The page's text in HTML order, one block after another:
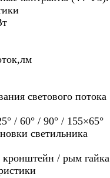
светового потока
/ 60° / 90° / 155×65°
светильника
/ рым гайка